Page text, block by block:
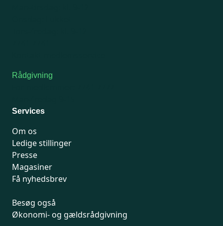
Rådgivning
Services
Om os
Ledige stillinger
Presse
Magasiner
Få nyhedsbrev
Besøg også
Økonomi- og gældsrådgivning